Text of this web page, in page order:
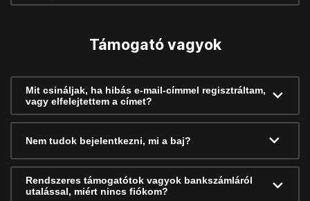
Támogató vagyok
Mit csináljak, ha hibás e-mail-címmel regisztráltam,
vagy elfelejtettem a címet?
Nem tudok bejelentkezni, mi a baj?
Rendszeres támogatótok vagyok bankszámláról
utalással, miért nincs fiókom?